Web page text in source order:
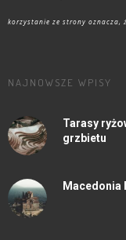
korzystanie ze strony oznacza,
NAJNOWSZE WPISY
Tarasy
grzbietu
Macedonia